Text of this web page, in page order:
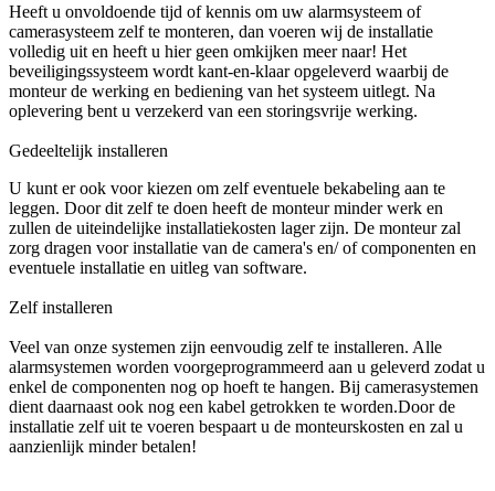
Heeft u onvoldoende tijd of kennis om uw alarmsysteem of
camerasysteem zelf te monteren, dan voeren wij de installatie
volledig uit en heeft u hier geen omkijken meer naar! Het
beveiligingssysteem wordt kant-en-klaar opgeleverd waarbij de
monteur de werking en bediening van het systeem uitlegt. Na
oplevering bent u verzekerd van een storingsvrije werking.
Gedeeltelijk installeren
U kunt er ook voor kiezen om zelf eventuele bekabeling aan te
leggen. Door dit zelf te doen heeft de monteur minder werk en
zullen de uiteindelijke installatiekosten lager zijn. De monteur zal
zorg dragen voor installatie van de camera's en/ of componenten en
eventuele installatie en uitleg van software.
Zelf installeren
Veel van onze systemen zijn eenvoudig zelf te installeren. Alle
alarmsystemen worden voorgeprogrammeerd aan u geleverd zodat u
enkel de componenten nog op hoeft te hangen. Bij camerasystemen
dient daarnaast ook nog een kabel getrokken te worden.Door de
installatie zelf uit te voeren bespaart u de monteurskosten en zal u
aanzienlijk minder betalen!